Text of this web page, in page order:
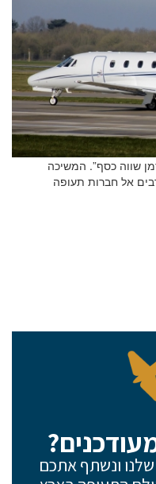
שווה כסף”. המשיכה
אל חברות תעופה
ונשתף אתכם